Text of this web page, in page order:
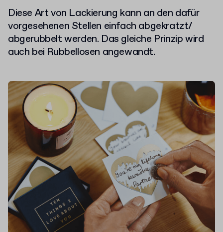
Diese Art von Lackierung kann an den dafür
vorgesehenen Stellen einfach abgekratzt/
abgerubbelt werden. Das gleiche Prinzip wird
auch bei Rubbellosen angewandt.